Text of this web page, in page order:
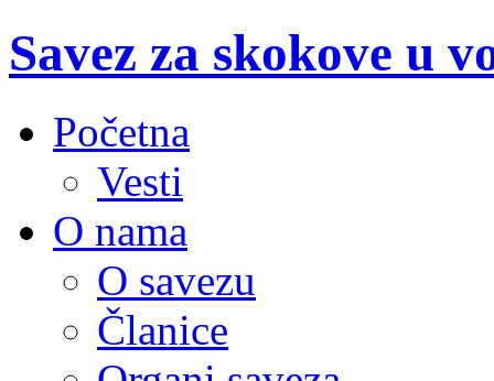
Savez za skokove u
Početna
Vesti
O nama
O savezu
Članice